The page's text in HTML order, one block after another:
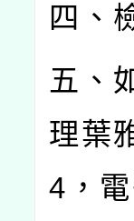
四、
五、
理葉
4 ，